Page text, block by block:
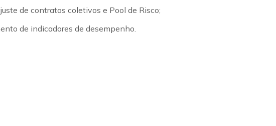
de contratos coletivos e Pool de Risco;
de indicadores de desempenho.